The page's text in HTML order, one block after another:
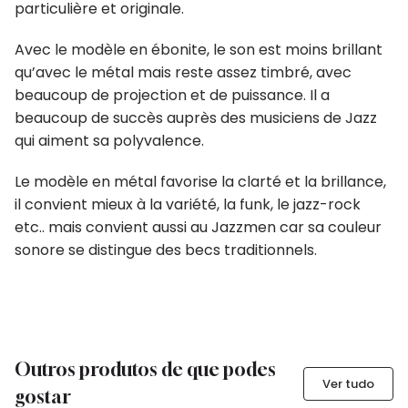
particulière et originale.
Avec le modèle en ébonite, le son est moins brillant
qu’avec le métal mais reste assez timbré, avec
beaucoup de projection et de puissance. Il a
beaucoup de succès auprès des musiciens de Jazz
qui aiment sa polyvalence.
Le modèle en métal favorise la clarté et la brillance,
il convient mieux à la variété, la funk, le jazz-rock
etc.. mais convient aussi au Jazzmen car sa couleur
sonore se distingue des becs traditionnels.
Outros produtos de que podes
gostar
Ver tudo